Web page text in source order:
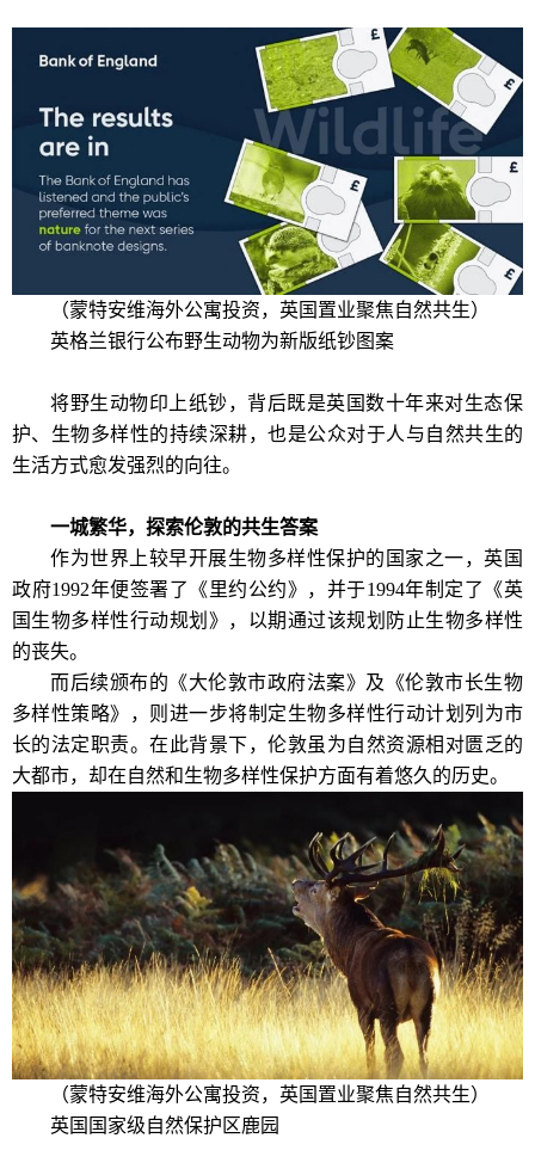
（蒙特安维海外公寓投资，英国置业聚焦自然共生）
英格兰银行公布野生动物为新版纸钞图案
将野生动物印上纸钞，背后既是英国数十年来对生态保
护、生物多样性的持续深耕，也是公众对于人与自然共生的
生活方式愈发强烈的向往。
一城繁华，探索伦敦的共生答案
作为世界上较早开展生物多样性保护的国家之一，英国
政府1992年便签署了《里约公约》，并于1994年制定了《英
国生物多样性行动规划》，以期通过该规划防止生物多样性
的丧失。
而后续颁布的《大伦敦市政府法案》及《伦敦市长生物
多样性策略》，则进一步将制定生物多样性行动计划列为市
长的法定职责。在此背景下，伦敦虽为自然资源相对匮乏的
大都市，却在自然和生物多样性保护方面有着悠久的历史。
（蒙特安维海外公寓投资，英国置业聚焦自然共生）
英国国家级自然保护区鹿园